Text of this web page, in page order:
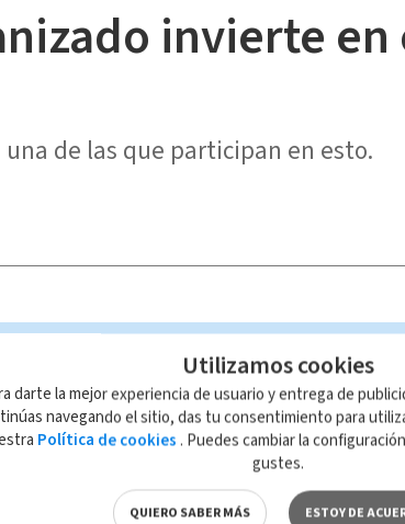
invierte
una de las que participan en esto.
Noticias Telediario Estelar
de esta página, mismo que es propiedad de
con las leyes aplicables.
Utilizamos cookies
darte la mejor experiencia de usuario y entrega de
navegando el sitio, das tu consentimiento para
Política de cookies . Puedes cambiar la
gustes.
QUIERO SABER MÁS ESTOY DE